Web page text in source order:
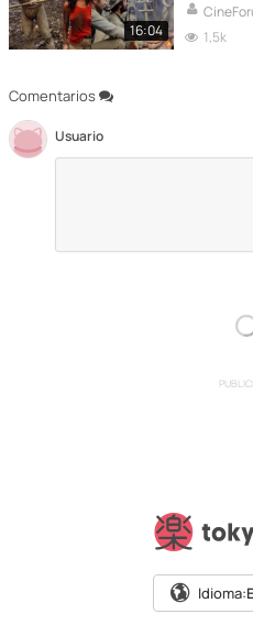
Comentarios
Usuario
16:04
1,5k
Idioma: